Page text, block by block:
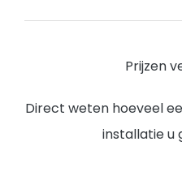
Prijzen
Direct weten hoeveel
installatie u